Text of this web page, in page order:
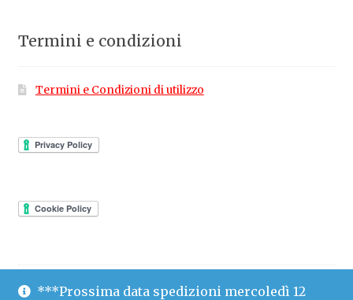
***Prossima data spedizioni mercoledì 12
Termini e condizioni
Termini e Condizioni di utilizzo